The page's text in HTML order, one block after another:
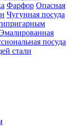
Фарфор Опасная
Чугунная посуда
посуда
стали